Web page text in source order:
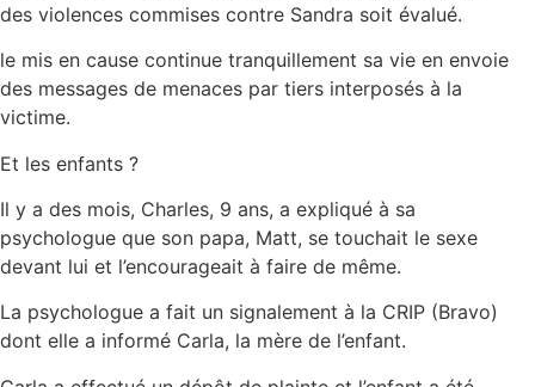
des violences commises contre Sandra soit évalué.
le mis en cause continue tranquillement sa vie en envoie
des messages de menaces par tiers interposés à la
victime.
Et les enfants ?
Il y a des mois, Charles, 9 ans, a expliqué à sa
psychologue que son papa, Matt, se touchait le sexe
devant lui et l’encourageait à faire de même.
La psychologue a fait un signalement à la CRIP (Bravo)
dont elle a informé Carla, la mère de l’enfant.